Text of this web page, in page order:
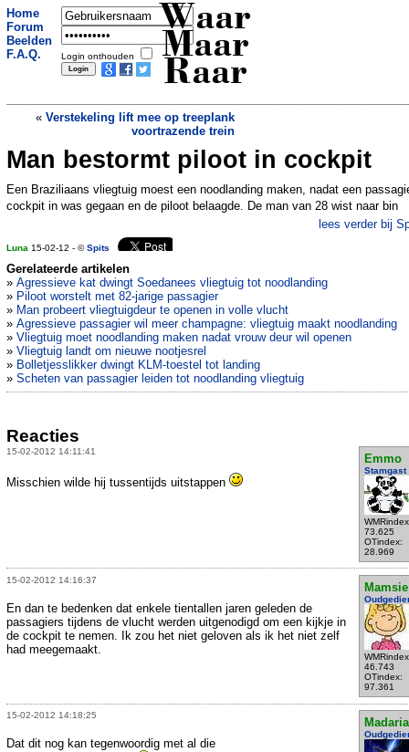
Home
Forum
Beelden
F.A.Q.
Login onthouden
Waar
Maar
Raar
« Verstekeling lift mee op treeplank
voortrazende trein
Hete olie voor dronkaard in McDonalds
»
Man bestormt piloot in cockpit
Een Braziliaans vliegtuig moest een noodlanding maken, nadat een
cockpit in was gegaan en de piloot belaagde. De man van 28 wist naar bin
lees verder bij
Luna 15-02-12 - ©Spits
Gerelateerde artikelen
» Agressieve kat dwingt Soedanees vliegtuig tot noodlanding
» Piloot worstelt met 82-jarige passagier
» Man probeert vliegtuigdeur te openen in volle vlucht
» Agressieve passagier wil meer champagne: vliegtuig maakt noodlanding
» Vliegtuig moet noodlanding maken nadat vrouw deur wil openen
» Vliegtuig landt om nieuwe nootjesrel
» Bolletjesslikker dwingt KLM-toestel tot landing
» Scheten van passagier leiden tot noodlanding vliegtuig
Reacties
15-02-2012 14:11:41
Emmo
Stamgast
73.625
OTindex:
28.969
Misschien wilde hij tussentijds uitstappen
15-02-2012 14:16:37
Mamsie
46.743
OTindex:
97.361
En dan te bedenken dat enkele tientallen jaren geleden de
passagiers tijdens de vlucht werden uitgenodigd om een kijkje in
de cockpit te nemen. Ik zou het niet geloven als ik het niet zelf
had meegemaakt.
15-02-2012 14:18:25
Dat dit nog kan tegenwoordig met al die